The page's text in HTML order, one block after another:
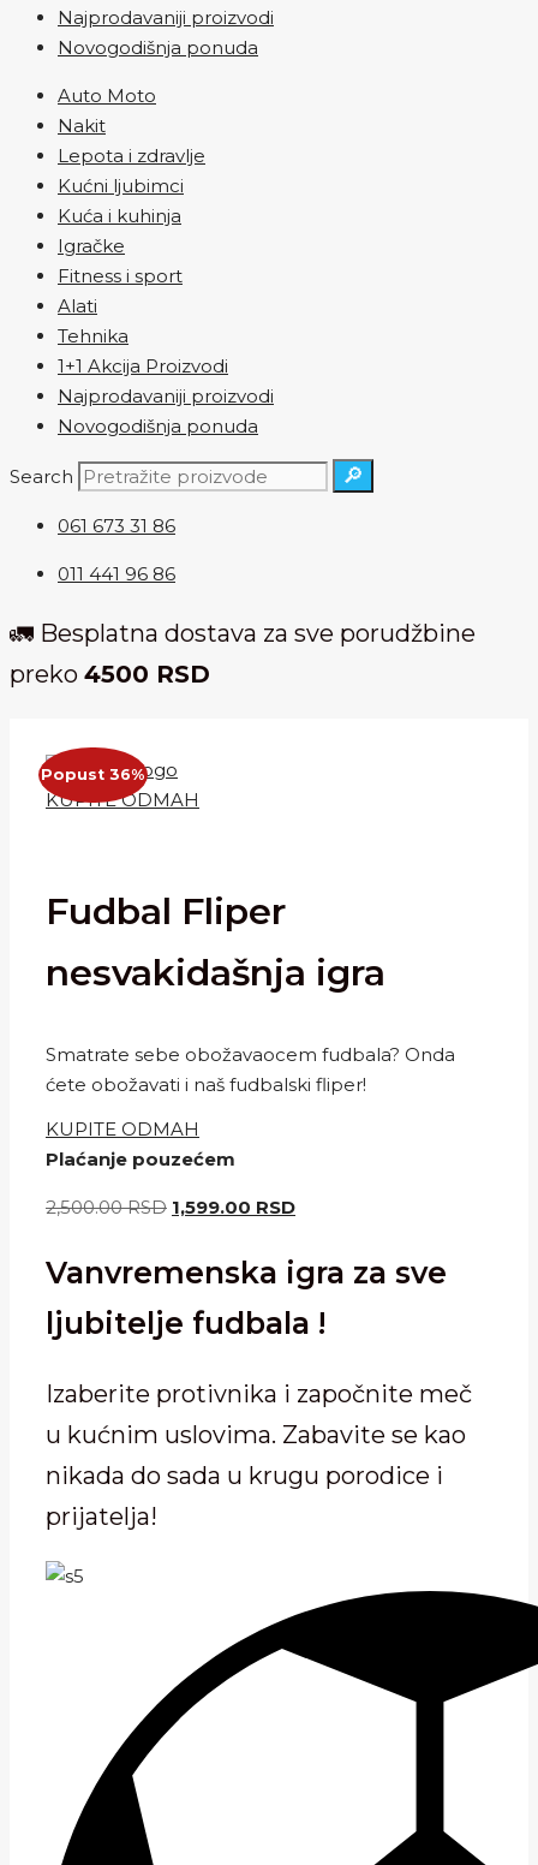
Najprodavaniji proizvodi
Novogodišnja ponuda
Auto Moto
Nakit
Lepota i zdravlje
Kućni ljubimci
Kuća i kuhinja
Igračke
Fitness i sport
Alati
Tehnika
1+1 Akcija Proizvodi
Najprodavaniji proizvodi
Novogodišnja ponuda
Search 🔎
061 673 31 86
011 441 96 86
🚛 Besplatna dostava za sve porudžbine
preko 4500 RSD
KUPITE ODMAH
Fudbal Fliper
nesvakidašnja igra
Smatrate sebe obožavaocem fudbala? Onda
ćete obožavati i naš fudbalski fliper!
KUPITE ODMAH
Plaćanje pouzećem
2,500.00RSD Originalna
je
2,500.00 RSD.
1,599.00 RSDTrenutna
je:
1,599.00 RSD.
Vanvremenska igra za sve
ljubitelje fudbala !
Izaberite protivnika i započnite meč
u kućnim uslovima. Zabavite se kao
nikada do sada u krugu porodice i
prijatelja!
Popust 36%